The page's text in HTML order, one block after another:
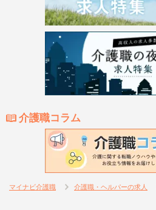
介護職コラム
マイナビ介護職 介護職・ヘルパーの求人